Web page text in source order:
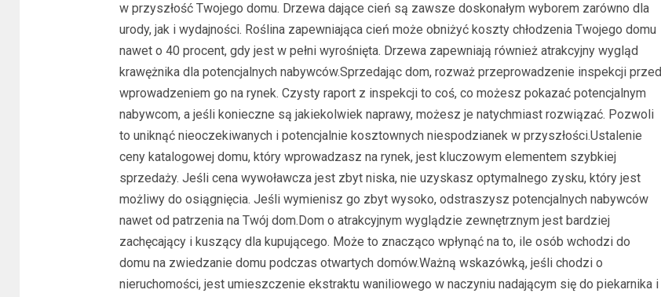
w przyszłość Twojego domu. Drzewa dające cień są zawsze doskonałym wyborem zarówno dla
urody, jak i wydajności. Roślina zapewniająca cień może obniżyć koszty chłodzenia Twojego domu
nawet o 40 procent, gdy jest w pełni wyrośnięta. Drzewa zapewniają również atrakcyjny wygląd
krawężnika dla potencjalnych nabywców.Sprzedając dom, rozważ przeprowadzenie inspekcji przed
wprowadzeniem go na rynek. Czysty raport z inspekcji to coś, co możesz pokazać potencjalnym
nabywcom, a jeśli konieczne są jakiekolwiek naprawy, możesz je natychmiast rozwiązać. Pozwoli
to uniknąć nieoczekiwanych i potencjalnie kosztownych niespodzianek w przyszłości.Ustalenie
ceny katalogowej domu, który wprowadzasz na rynek, jest kluczowym elementem szybkiej
sprzedaży. Jeśli cena wywoławcza jest zbyt niska, nie uzyskasz optymalnego zysku, który jest
możliwy do osiągnięcia. Jeśli wymienisz go zbyt wysoko, odstraszysz potencjalnych nabywców
nawet od patrzenia na Twój dom.Dom o atrakcyjnym wyglądzie zewnętrznym jest bardziej
zachęcający i kuszący dla kupującego. Może to znacząco wpłynąć na to, ile osób wchodzi do
domu na zwiedzanie domu podczas otwartych domów.Ważną wskazówką, jeśli chodzi o
nieruchomości, jest umieszczenie ekstraktu waniliowego w naczyniu nadającym się do piekarnika i